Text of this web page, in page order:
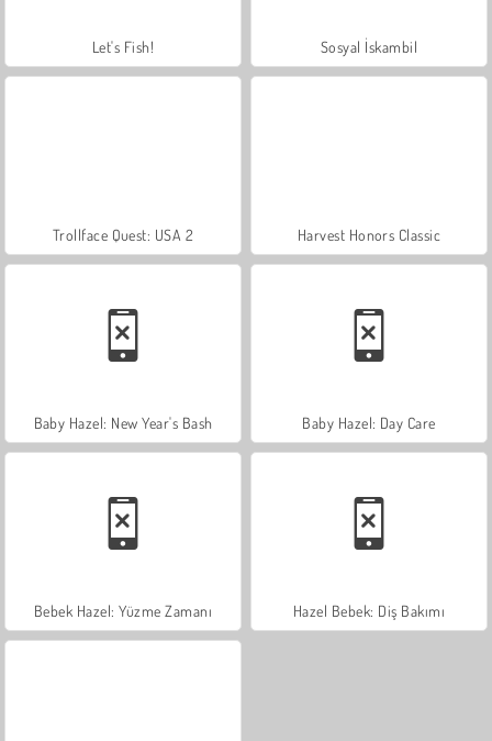
Let's Fish! Sosyal İskambil
Trollface Quest: USA 2 Harvest Honors Classic
Baby Hazel: New Year's Bash Baby Hazel: Day Care
Bebek Hazel: Yüzme Zamanı Hazel Bebek: Diş Bakımı